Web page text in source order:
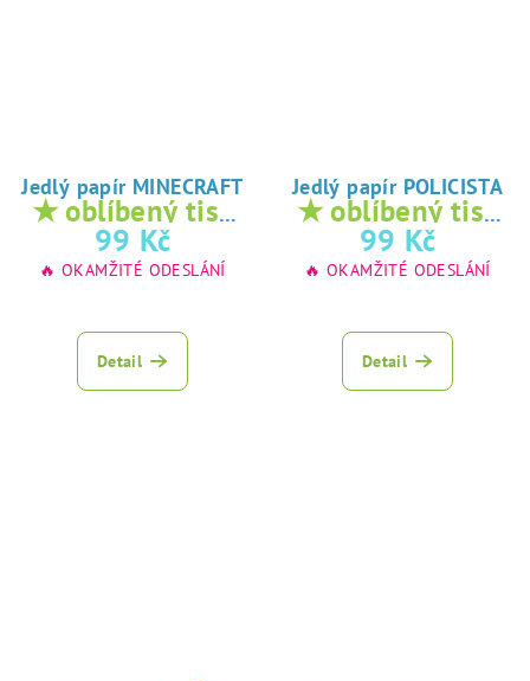
Jedlý papír MINECRAFT
★ oblíbený tisk
na jedlý papír
99 Kč
🔥 OKAMŽITÉ ODESLÁNÍ
Detail
Jedlý papír POLICISTA
★ oblíbený tisk
na jedlý papír
99 Kč
🔥 OKAMŽITÉ ODESLÁNÍ
Detail